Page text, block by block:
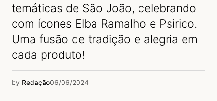
temáticas de São João, celebrando
com ícones Elba Ramalho e Psirico.
Uma fusão de tradição e alegria em
cada produto!
by Redação06/06/2024